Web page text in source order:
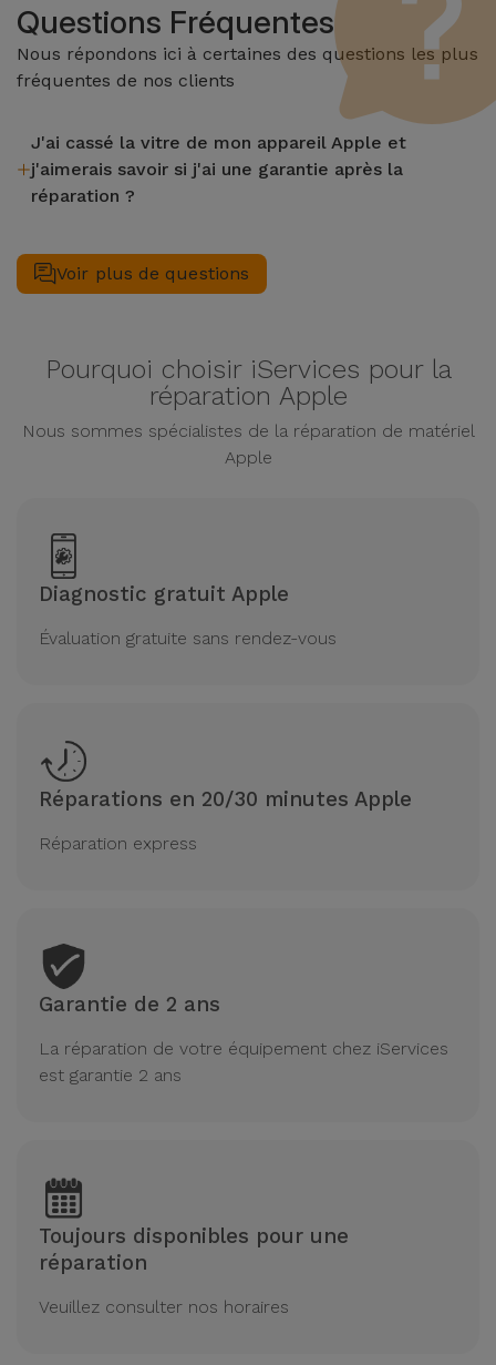
Questions Fréquentes
Nous répondons ici à certaines des questions les plus
fréquentes de nos clients
J'ai cassé la vitre de mon appareil Apple et
j'aimerais savoir si j'ai une garantie après la
réparation ?
un magasin iServices, vous bénéficierez d'une garantie de 2
ans sur les fonctions LCD et tactile.
Voir plus de questions
Pourquoi choisir iServices pour la
réparation Apple
Nous sommes spécialistes de la réparation de matériel
Apple
Diagnostic gratuit Apple
Évaluation gratuite sans rendez-vous
Réparations en 20/30 minutes Apple
Réparation express
Garantie de 2 ans
La réparation de votre équipement chez iServices
est garantie 2 ans
Toujours disponibles pour une
réparation
Veuillez consulter nos horaires